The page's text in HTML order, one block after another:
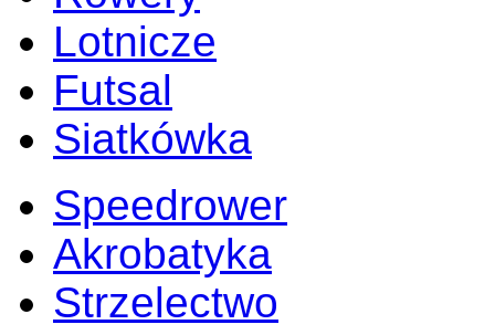
Lotnicze
Futsal
Siatkówka
Speedrower
Akrobatyka
Strzelectwo